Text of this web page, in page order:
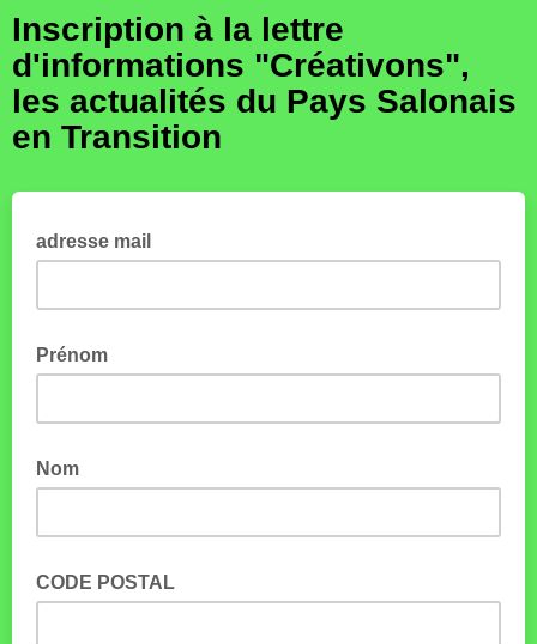
Inscription à la lettre
d'informations "Créativons",
les actualités du Pays Salonais
en Transition
adresse mail
Prénom
Nom
CODE POSTAL